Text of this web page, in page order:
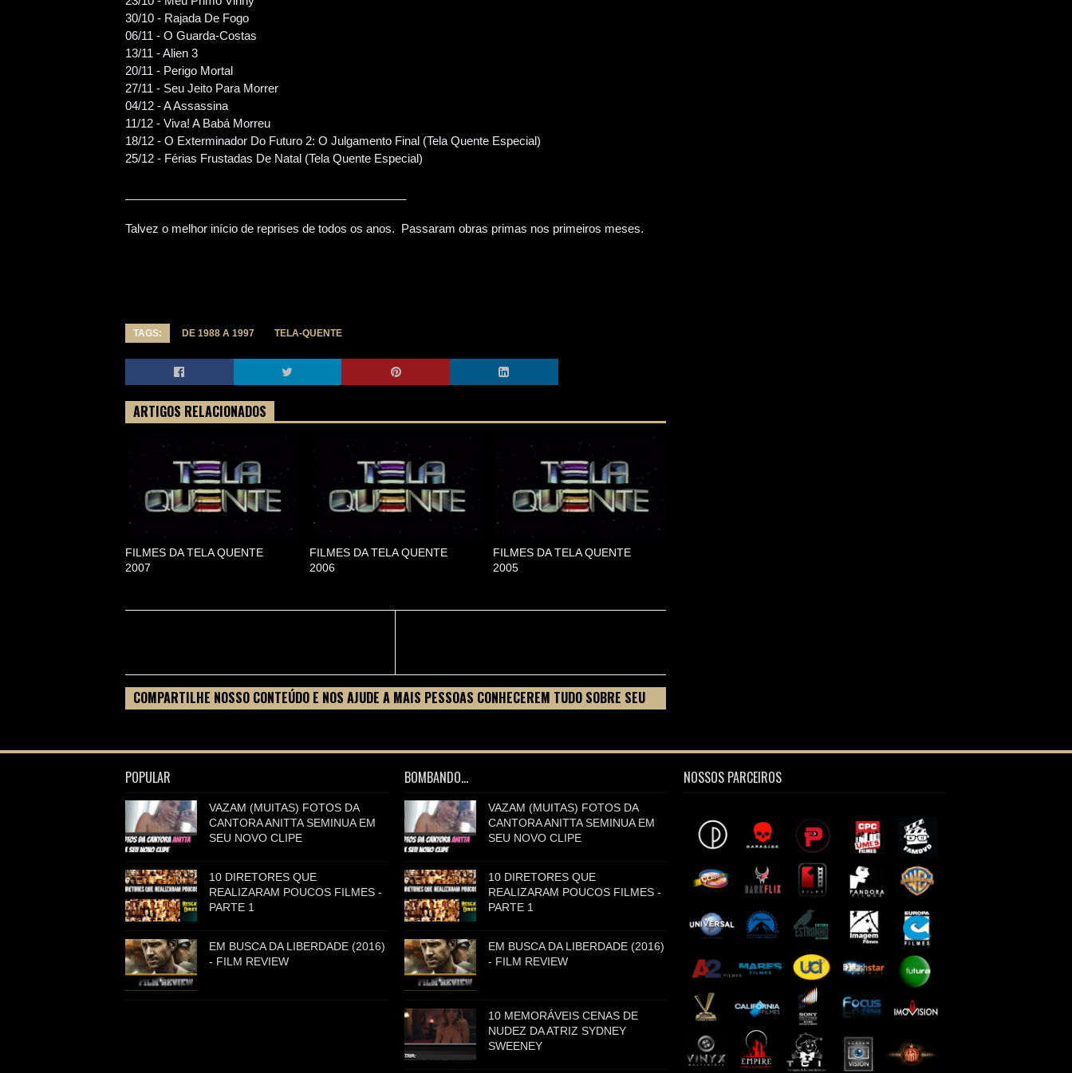
30/10 - Rajada De Fogo
06/11 - O Guarda-Costas
13/11 - Alien 3
20/11 - Perigo Mortal
27/11 - Seu Jeito Para Morrer
04/12 - A Assassina
11/12 - Viva! A Babá Morreu
18/12 - O Exterminador Do Futuro 2: O Julgamento Final (Tela Quente Especial)
25/12 - Férias Frustadas De Natal (Tela Quente Especial)
Talvez o melhor início de reprises de todos os anos. Passaram obras primas nos primeiros meses.
TAGS: DE 1988 A 1997 TELA-QUENTE
ARTIGOS RELACIONADOS
FILMES DA TELA QUENTE
2007
FILMES DA TELA QUENTE
2006
FILMES DA TELA QUENTE
2005
COMPARTILHE NOSSO CONTEÚDO E NOS AJUDE A MAIS PESSOAS CONHECEREM TUDO SOBRE SEU
POPULAR
VAZAM (MUITAS) FOTOS DA
CANTORA ANITTA SEMINUA EM
SEU NOVO CLIPE
10 DIRETORES QUE
REALIZARAM POUCOS FILMES -
PARTE 1
EM BUSCA DA LIBERDADE (2016)
- FILM REVIEW
BOMBANDO...
VAZAM (MUITAS) FOTOS DA
CANTORA ANITTA SEMINUA EM
SEU NOVO CLIPE
10 DIRETORES QUE
REALIZARAM POUCOS FILMES -
PARTE 1
EM BUSCA DA LIBERDADE (2016)
- FILM REVIEW
10 MEMORÁVEIS CENAS DE
NUDEZ DA ATRIZ SYDNEY
SWEENEY
NOSSOS PARCEIROS